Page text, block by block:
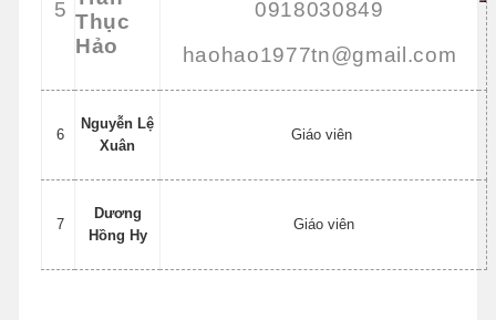
5
Thục
Hảo
0918030849
haohao1977tn@gmail.com
6
Nguyễn Lệ
Xuân
Giáo viên
7
Dương
Hồng Hy
Giáo viên